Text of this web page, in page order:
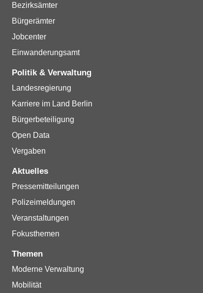
Bezirksämter
Bürgerämter
Jobcenter
Einwanderungsamt
Politik & Verwaltung
Landesregierung
Karriere im Land Berlin
Bürgerbeteiligung
Open Data
Vergaben
Aktuelles
Pressemitteilungen
Polizeimeldungen
Veranstaltungen
Fokusthemen
Themen
Moderne Verwaltung
Mobilität